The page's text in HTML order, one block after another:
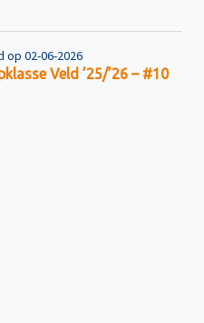
op 02-06-2026
Veld ’25/’26 – #10